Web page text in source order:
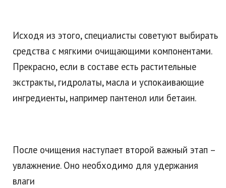
Исходя из этого, специалисты советуют выбирать
средства с мягкими очищающими компонентами.
Прекрасно, если в составе есть растительные
экстракты, гидролаты, масла и успокаивающие
ингредиенты, например пантенол или бетаин.
После очищения наступает второй важный этап –
увлажнение. Оно необходимо для удержания
влаги